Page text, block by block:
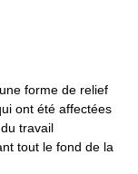
forme de relief
ont été affectées
travail
tout le fond de la